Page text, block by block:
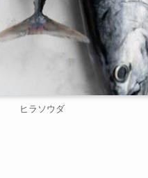
ヒラソウダ